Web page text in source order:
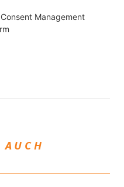
Management